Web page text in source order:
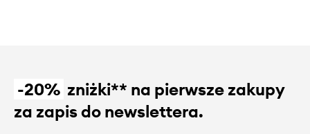
-20% zniżki** na pierwsze zakupy
za zapis do newslettera.